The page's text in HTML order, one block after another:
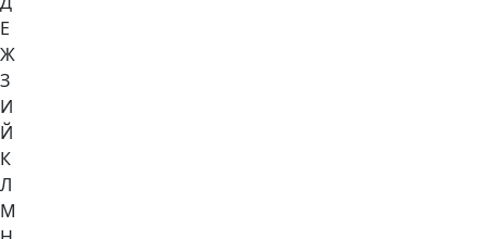
Е
Ж
З
И
Й
К
Л
М